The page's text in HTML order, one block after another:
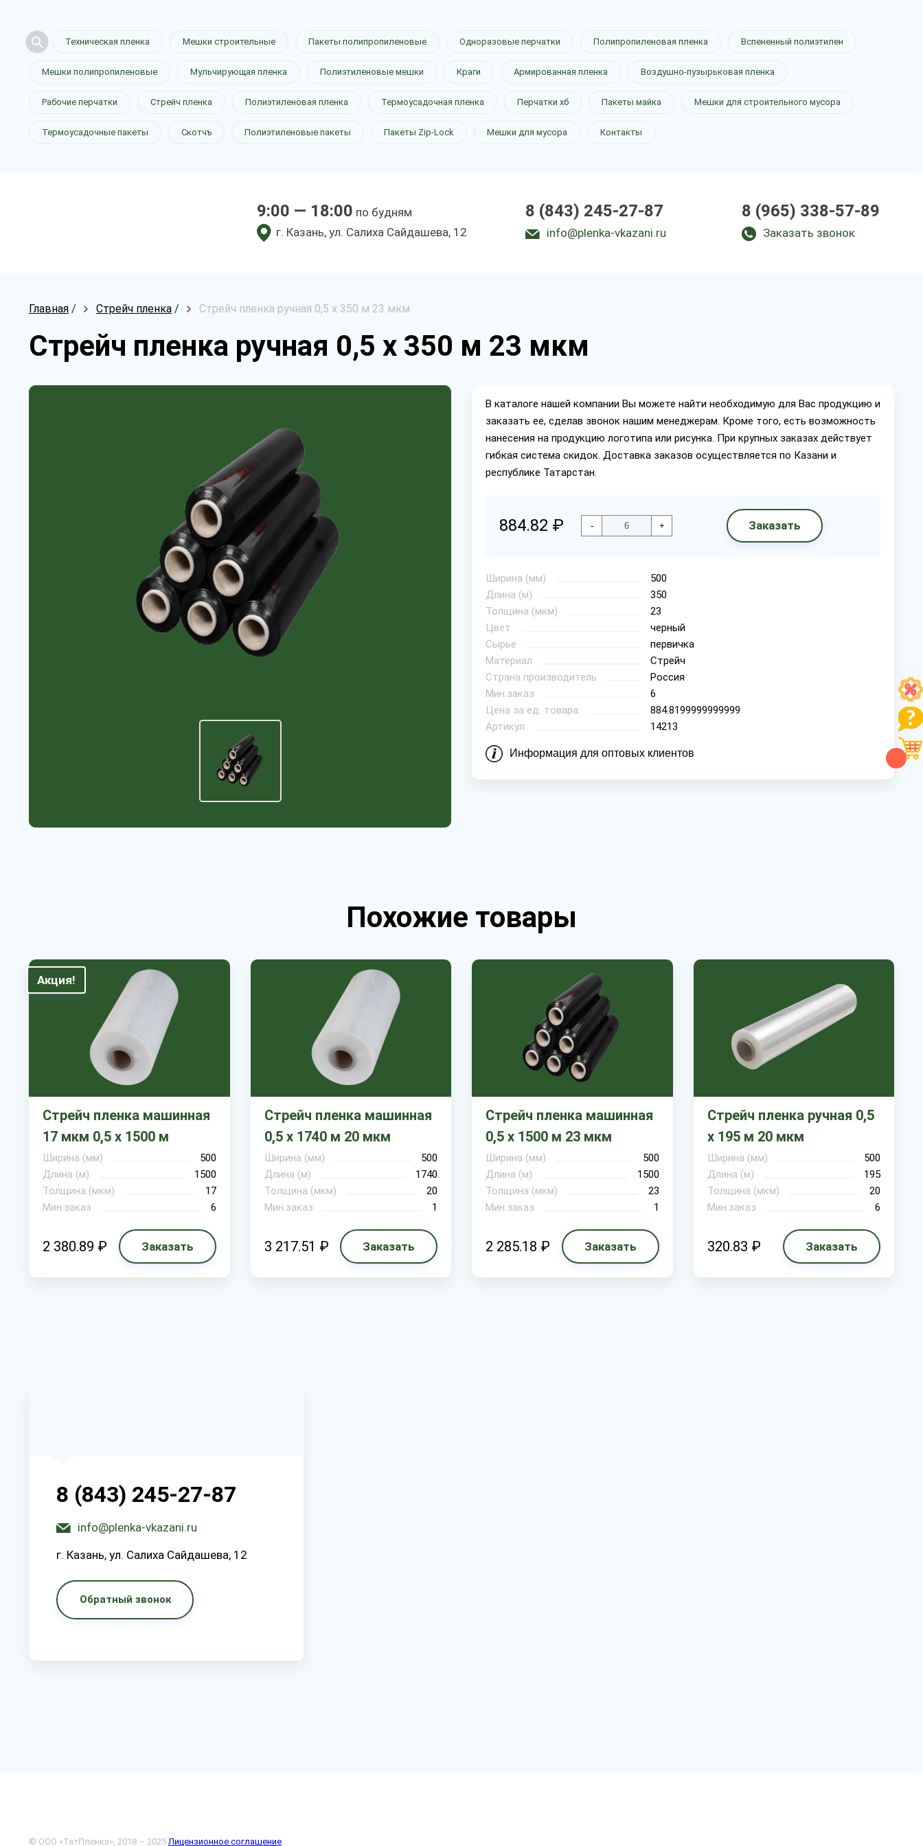
Техническая пленка Мешки строительные Пакеты полипропиленовые Одноразовые перчатки Полипропиленовая пленка Вспененный полиэтилен
Мешки полипропиленовые Мульчирующая пленка Полиэтиленовые мешки Краги Армированная пленка Воздушно-пузырьковая пленка
Рабочие перчатки Стрейч пленка Полиэтиленовая пленка Термоусадочная пленка Перчатки хб Пакеты майка Мешки для строительного мусора
Термоусадочные пакеты Скотчъ Полиэтиленовые пакеты Пакеты Zip-Lock Мешки для мусора Контакты
9:00 — 18:00 по будням
г. Казань, ул. Салиха Сайдашева, 12
8 (843) 245-27-87
info@plenka-vkazani.ru
8 (965) 338-57-89
Заказать звонок
Главная / Стрейч пленка / Стрейч пленка ручная 0,5 х 350 м 23 мкм
Стрейч пленка ручная 0,5 х 350 м 23 мкм
В каталоге нашей компании Вы можете найти необходимую для Вас продукцию и
заказать ее, сделав звонок нашим менеджерам. Кроме того, есть возможность
нанесения на продукцию логотипа или рисунка. При крупных заказах действует
гибкая система скидок. Доставка заказов осуществляется по Казани и
республике Татарстан.
884.82 ₽ - + Заказать
Ширина (мм)
500
Длина (м)
350
Толщина (мкм)
23
Цвет
черный
Сырье
первичка
Материал
Стрейч
Страна производитель
Россия
Мин.заказ
6
Цена за ед. товара:
884.8199999999999
Артикул:
14213
Информация для оптовых клиентов
Похожие товары
Акция!
Стрейч пленка машинная
17 мкм 0,5 х 1500 м
Ширина (мм)
500
Длина (м)
1500
Толщина (мкм)
17
Мин.заказ
6
2 380.89 ₽ Заказать
Стрейч пленка машинная
0,5 х 1740 м 20 мкм
Ширина (мм)
500
Длина (м)
1740
Толщина (мкм)
20
Мин.заказ
1
3 217.51 ₽ Заказать
Стрейч пленка машинная
0,5 х 1500 м 23 мкм
Ширина (мм)
500
Длина (м)
1500
Толщина (мкм)
23
Мин.заказ
1
2 285.18 ₽ Заказать
Стрейч пленка ручная 0,5
х 195 м 20 мкм
Ширина (мм)
500
Длина (м)
195
Толщина (мкм)
20
Мин.заказ
6
320.83 ₽ Заказать
8 (843) 245-27-87
info@plenka-vkazani.ru
г. Казань, ул. Салиха Сайдашева, 12
Обратный звонок
© ООО «ТатПленка», 2018 – 2025 Лицензионное соглашение